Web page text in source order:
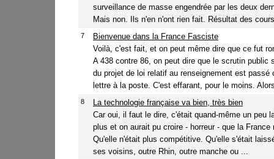
surveillance de masse engendrée par les deux
Mais non. Ils n'en n'ont rien fait. Résultat des
7
Bienvenue dans la France Fasciste
Voilà, c'est fait, et on peut même dire que ce fut
A 438 contre 86, on peut dire que le scrutin public
du projet de loi relatif au renseignement est passé
lettre à la poste. C'est effarant, pour le moins.
8
La technologie française va bien, très bien
Car oui, il faut le dire, c'était quand-même un peu
plus et on aurait pu croire - horreur - que la France
Qu'elle n'était plus compétitive. Qu'elle s'était
ses voisins, outre Rhin, outre manche ou ...